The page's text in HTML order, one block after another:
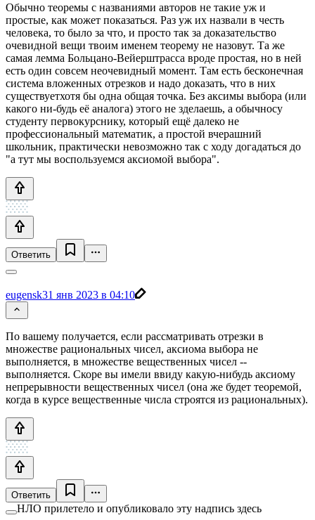
Обычно теоремы с названиями авторов не такие уж и
простые, как может показаться. Раз уж их назвали в честь
человека, то было за что, и просто так за доказательство
очевидной вещи твоим именем теорему не назовут. Та же
самая лемма Больцано-Вейерштрасса вроде простая, но в ней
есть один совсем неочевидный момент. Там есть бесконечная
система вложенных отрезков и надо доказать, что в них
существуетхотя бы одна общая точка. Без аксимы выбора (или
какого ни-будь её аналога) этого не зделаешь, а обычносу
студенту первокурснику, который ещё далеко не
профессиональный математик, а простой вчерашний
школьник, практически невозможно так с ходу догадаться до
"а тут мы воспользуемся аксиомой выбора".
Ответить
eugensk31 янв 2023 в 04:10
По вашему получается, если рассматривать отрезки в
множестве рациональных чисел, аксиома выбора не
выполняется, в множестве вещественных чисел --
выполняется. Скоре вы имели ввиду какую-нибудь аксиому
непрерывности вещественных чисел (она же будет теоремой,
когда в курсе вещественные числа строятся из рациональных).
Ответить
НЛО прилетело и опубликовало эту надпись здесь